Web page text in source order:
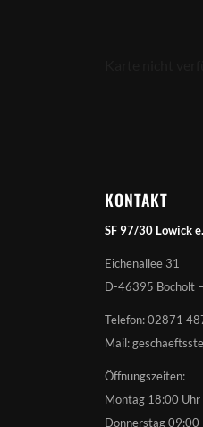
KONTAKT
SF 97/30 Lowick
Eichenallee 31
D-46395 Bocholt
Telefon: 02871
Mail:
Öffnungszeiten:
Montag 18:00
Donnerstag 09:00